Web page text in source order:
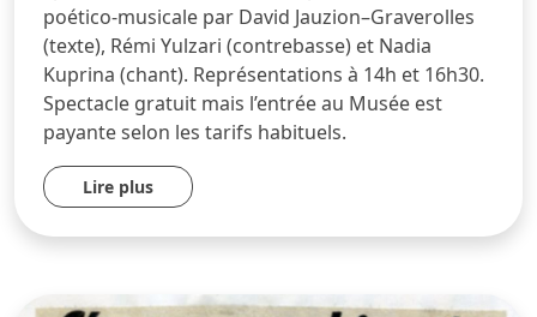
poético-musicale par David Jauzion–Graverolles
(texte), Rémi Yulzari (contrebasse) et Nadia
Kuprina (chant). Représentations à 14h et 16h30.
Spectacle gratuit mais l’entrée au Musée est
payante selon les tarifs habituels.
Lire plus